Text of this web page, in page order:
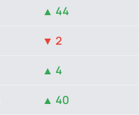
▲ 44
▼ 2
▲ 4
▲ 40